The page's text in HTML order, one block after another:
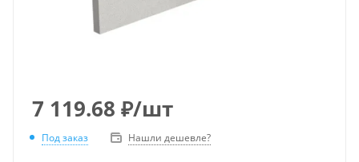
7 119.68 ₽/шт
Под заказ Нашли дешевле?